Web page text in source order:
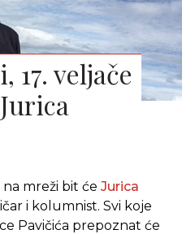
17. veljače
na mreži bit će Jurica
i kolumnist. Svi koje
Pavičića prepoznat će